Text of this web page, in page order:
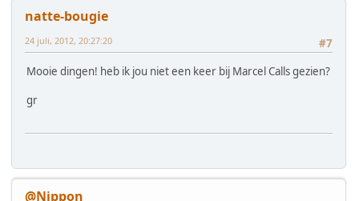
natte-bougie
#7
24 juli, 2012, 20:27:20
Mooie dingen! heb ik jou niet een keer bij Marcel Calls gezien?
gr
@Nippon